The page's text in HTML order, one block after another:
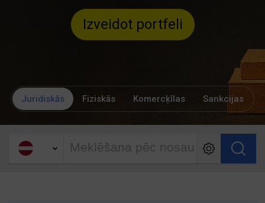
Izveidot portfeli
Juridiskās Fiziskās Komercķīlas Sankcijas